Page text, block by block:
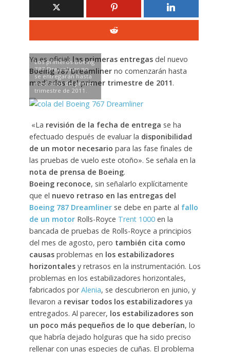
Ya es oficial:las primeras entregasdel nuevo
Boeing 787 Dreamlinerno comenzarán hasta
mediados del primer trimestre de 2011.
Los primeros Boeing
787 Dreamliner no
se entregarán hasta
mediados del primer
trimestre de 2011.
«La revisión de la fecha de entrega se ha
efectuado después de evaluar la disponibilidad
de un motor necesario para las fase finales de
las pruebas de vuelo este otoño». Se señala en la
nota de prensa de Boeing.
Boeing reconoce, sin señalarlo explícitamente
que el nuevo retraso en las entregas del
Boeing 787 Dreamliner se debe en parte al fallo
de un motor Rolls-Royce Trent 1000 en la
bancada de pruebas de Rolls-Royce a principios
del mes de agosto, pero también cita como
causasproblemas en los estabilizadores
horizontalesy retrasos en la instrumentación. Los
problemas en los estabilizadores horizontales,
fabricados porAlenia, se descubrieron en junio, y
llevaron a revisar todos los estabilizadoresya
entregados. Al parecer, los estabilizadores son
un poco más pequeños de lo que deberían, lo
que habría dejado holguras que ha sido preciso
rellenar con unas especies de cuñas. El problema